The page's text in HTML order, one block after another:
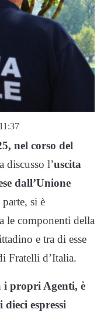
nel corso del
discusso l’uscita
dall’Unione
si è
le componenti della
e tra di esse
Fratelli d’Italia.
i propri Agenti, è
espressi